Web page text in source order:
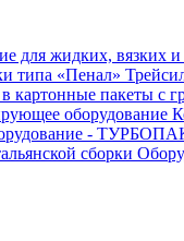
для жидких, вязких
типа «Пенал»
картонные пакеты с
оборудование
-
сборки